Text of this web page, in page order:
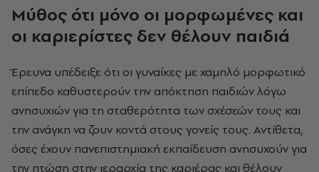
Μύθος ότι μόνο οι μορφωμένες και
οι καριερίστες δεν θέλουν παιδιά
Έρευνα υπέδειξε ότι οι γυναίκες με χαμηλό μορφωτικό
επίπεδο καθυστερούν την απόκτηση παιδιών λόγω
ανησυχιών για τη σταθερότητα των σχέσεών τους και
την ανάγκη να ζουν κοντά στους γονείς τους. Αντίθετα,
όσες έχουν πανεπιστημιακή εκπαίδευση ανησυχούν για
την πτώση στην ιεραρχία της καριέρας και θέλουν